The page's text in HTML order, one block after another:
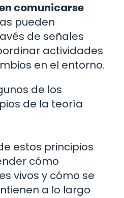
comunicarse
pueden
de señales
actividades
en el entorno.
de los
de la teoría
estos principios
cómo
vivos y cómo se
a lo largo